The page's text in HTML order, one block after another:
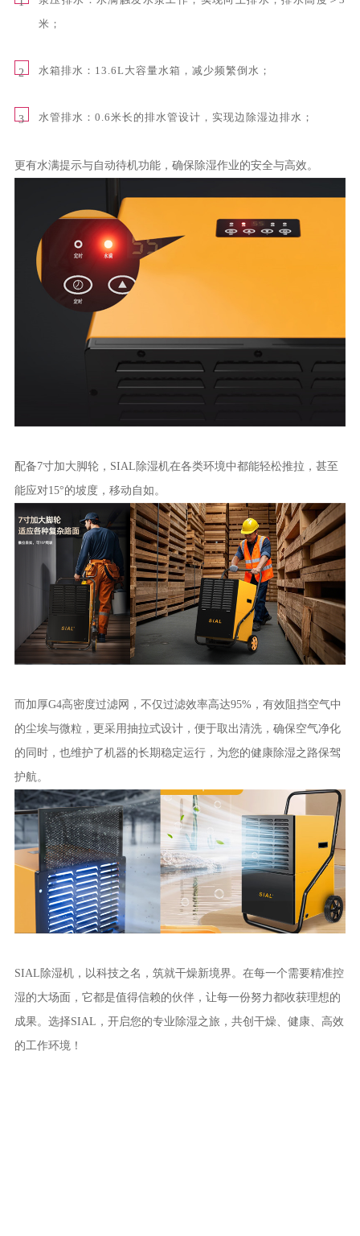
米；
2 水箱排水：13.6L大容量水箱，减少频繁倒水；
3 水管排水：0.6米长的排水管设计，实现边除湿边排水；
更有水满提示与自动待机功能，确保除湿作业的安全与高效。
配备7寸加大脚轮，SIAL除湿机在各类环境中都能轻松推拉，甚至
能应对15°的坡度，移动自如。
而加厚G4高密度过滤网，不仅过滤效率高达95%，有效阻挡空气中
的尘埃与微粒，更采用抽拉式设计，便于取出清洗，确保空气净化
的同时，也维护了机器的长期稳定运行，为您的健康除湿之路保驾
护航。
SIAL除湿机，以科技之名，筑就干燥新境界。在每一个需要精准控
湿的大场面，它都是值得信赖的伙伴，让每一份努力都收获理想的
成果。选择SIAL，开启您的专业除湿之旅，共创干燥、健康、高效
的工作环境！